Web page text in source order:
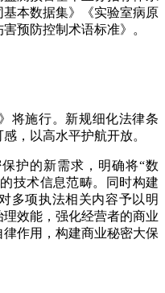
本数据集》《实验室病原
预防控制术语标准》。
将施行。新规细化法律条
，以高水平护航开放。
护的新需求，明确将“数
技术信息范畴。同时构建
多项执法相关内容予以明
效能，强化经营者的商业
作用，构建商业秘密大保